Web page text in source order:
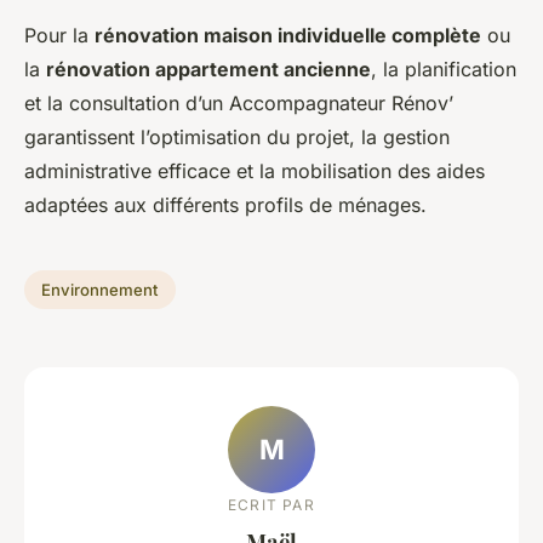
Pour la rénovation maison individuelle complète ou
la rénovation appartement ancienne, la planification
et la consultation d’un Accompagnateur Rénov’
garantissent l’optimisation du projet, la gestion
administrative efficace et la mobilisation des aides
adaptées aux différents profils de ménages.
Environnement
M
ECRIT PAR